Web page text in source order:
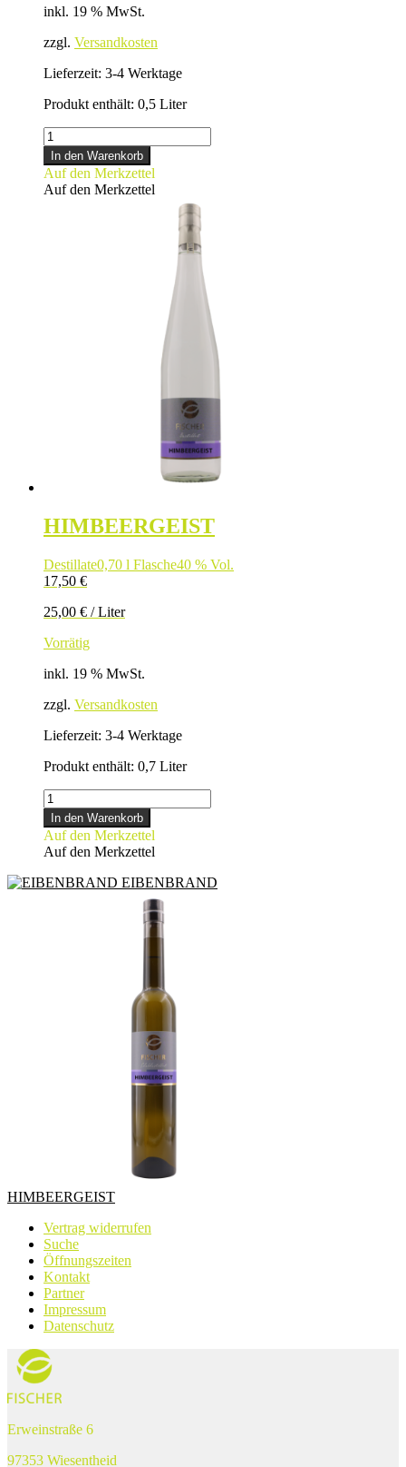
inkl. 19 % MwSt.
zzgl. Versandkosten
Lieferzeit: 3-4 Werktage
Produkt enthält: 0,5 Liter
WILLIAMS-
CHRIST-
BIRNE
Menge
In den Warenkorb
Auf den Merkzettel
Auf den Merkzettel
HIMBEERGEIST
Destillate0,70 l Flasche40 % Vol.
17,50 €
25,00 € /Liter
Vorrätig
inkl. 19 % MwSt.
zzgl. Versandkosten
Lieferzeit: 3-4 Werktage
Produkt enthält: 0,7 Liter
HIMBEERGEIST
Menge
In den Warenkorb
Auf den Merkzettel
Auf den Merkzettel
EIBENBRAND
HIMBEERGEIST
Vertrag widerrufen
Suche
Öffnungszeiten
Kontakt
Partner
Impressum
Datenschutz
Erweinstraße 6
97353 Wiesentheid